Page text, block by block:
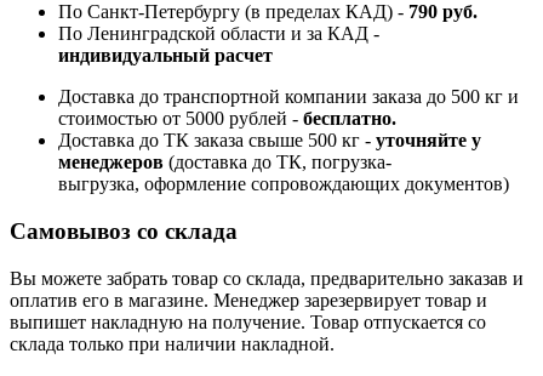
По Санкт-Петербургу (в пределах КАД) - 790 руб.
По Ленинградской области и за КАД -
индивидуальный расчет
Доставка до транспортной компании заказа до 500 кг и
стоимостью от 5000 рублей - бесплатно.
Доставка до ТК заказа свыше 500 кг - уточняйте у
менеджеров (доставка до ТК, погрузка-
выгрузка, оформление сопровождающих документов)
Самовывоз со склада
Вы можете забрать товар со склада, предварительно заказав и
оплатив его в магазине. Менеджер зарезервирует товар и
выпишет накладную на получение. Товар отпускается со
склада только при наличии накладной.